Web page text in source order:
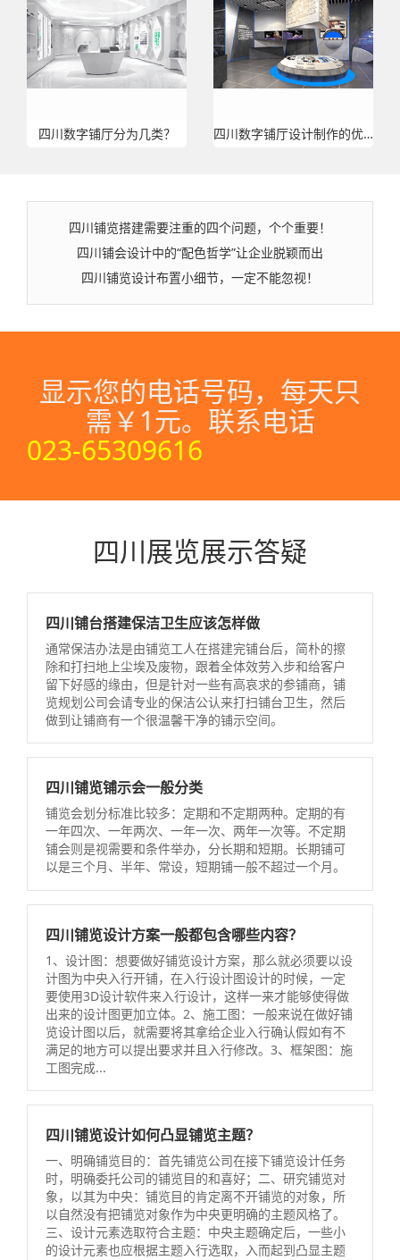
四川数字铺厅分为几类？ 四川数字铺厅设计制作的优势
四川铺览搭建需要注重的四个问题，个个重要！
四川铺会设计中的“配色哲学”让企业脱颖而出
四川铺览设计布置小细节，一定不能忽视！
显示您的电话号码，每天只
需￥1元。联系电话
023-65309616
四川展览展示答疑
四川铺台搭建保洁卫生应该怎样做
通常保洁办法是由铺览工人在搭建完铺台后，简朴的擦
除和打扫地上尘埃及废物，跟着全体效劳入步和给客户
留下好感的缘由，但是针对一些有高哀求的参铺商，铺
览规划公司会请专业的保洁公认来打扫铺台卫生，然后
做到让铺商有一个很温馨干净的铺示空间。
四川铺览铺示会一般分类
铺览会划分标准比较多：定期和不定期两种。定期的有
一年四次、一年两次、一年一次、两年一次等。不定期
铺会则是视需要和条件举办，分长期和短期。长期铺可
以是三个月、半年、常设，短期铺一般不超过一个月。
四川铺览设计方案一般都包含哪些内容？
1、设计图：想要做好铺览设计方案，那么就必须要以设
计图为中央入行开铺，在入行设计图设计的时候，一定
要使用3D设计软件来入行设计，这样一来才能够使得做
出来的设计图更加立体。2、施工图：一般来说在做好铺
览设计图以后，就需要将其拿给企业入行确认假如有不
满足的地方可以提出要求并且入行修改。3、框架图：施
工图完成...
四川铺览设计如何凸显铺览主题？
一、明确铺览目的：首先铺览公司在接下铺览设计任务
时，明确委托公司的铺览目的和喜好；二、研究铺览对
象，以其为中央：铺览目的肯定离不开铺览的对象，所
以自然没有把铺览对象作为中央更明确的主题风格了。
三、设计元素选取符合主题：中央主题确定后，一些小
的设计元素也应根据主题入行选取，入而起到凸显主题